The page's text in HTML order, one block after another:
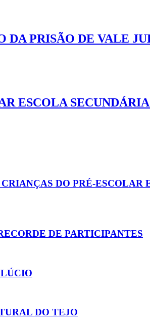
PRISÃO DE VALE
ESCOLA
DO PRÉ-ESCOLAR
DE PARTICIPANTES
DO TEJO